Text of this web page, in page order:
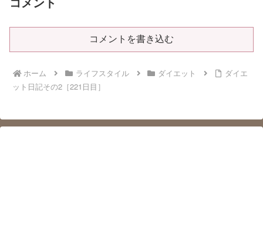
コメントを書き込む
ホーム ライフスタイル ダイエット
ダイエ
ット日記その2［221日目］